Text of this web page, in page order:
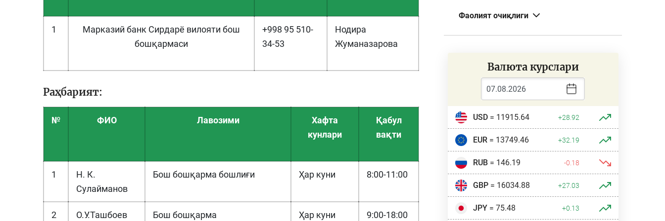
1
Марказий банк Сирдарё вилояти бош
бошқармаси
+998 95 510-
34-53
Нодира
Жуманазарова
Раҳбарият:
№ ФИО Лавозими
Хафта
кунлари
Қабул
вақти
1
Н. К.
Сулайманов
Бош бошқарма бошлиғи Ҳар куни 8:00-11:00
2 О.У.Ташбоев
Бош бошқарма
Ҳар куни 9:00-18:00
Фаолият очиқлиги
Валюта курслари
USD= 11915.64 +28.92
EUR= 13749.46 +32.19
RUB= 146.19 -0.18
GBP= 16034.88 +27.03
JPY= 75.48 +0.13